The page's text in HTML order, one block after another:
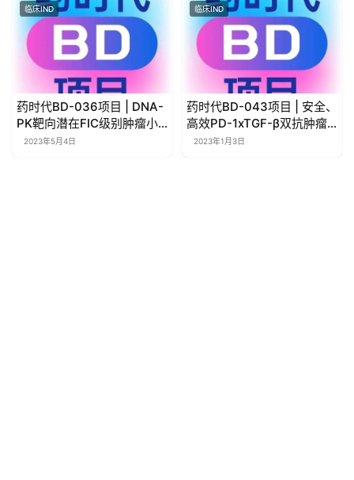
临床IND
药时代BD-036项目 | DNA-
PK靶向潜在FIC级别肿瘤小
分子寻求合作
2023年5月4日
临床IND
药时代BD-043项目 | 安全、
高效PD-1xTGF-β双抗肿瘤
项目寻求合作
2023年1月3日